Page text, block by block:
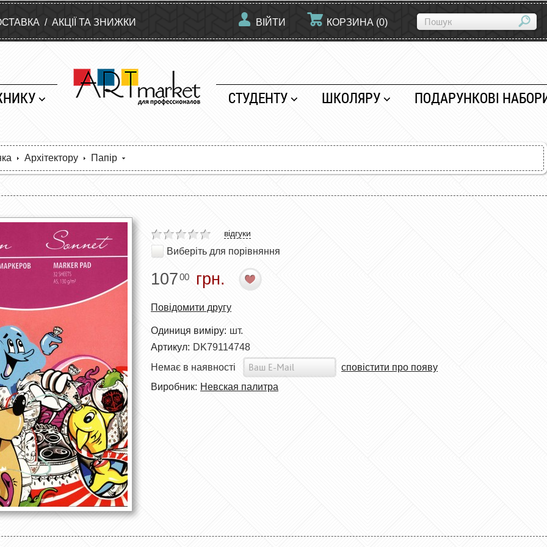
/ АКЦІЇ ТА ЗНИЖКИ ВІЙТИ КОРЗИНА (0)
СТУДЕНТУ ШКОЛЯРУ ПОДАРУНКОВІ
Архітектору Папір
відгуки
Виберіть для порівняння
10700 грн.
Повідомити другу
Одиниця виміру: шт.
Артикул: DK79114748
Немає в наявності
сповістити про появу
Виробник: Невская палитра